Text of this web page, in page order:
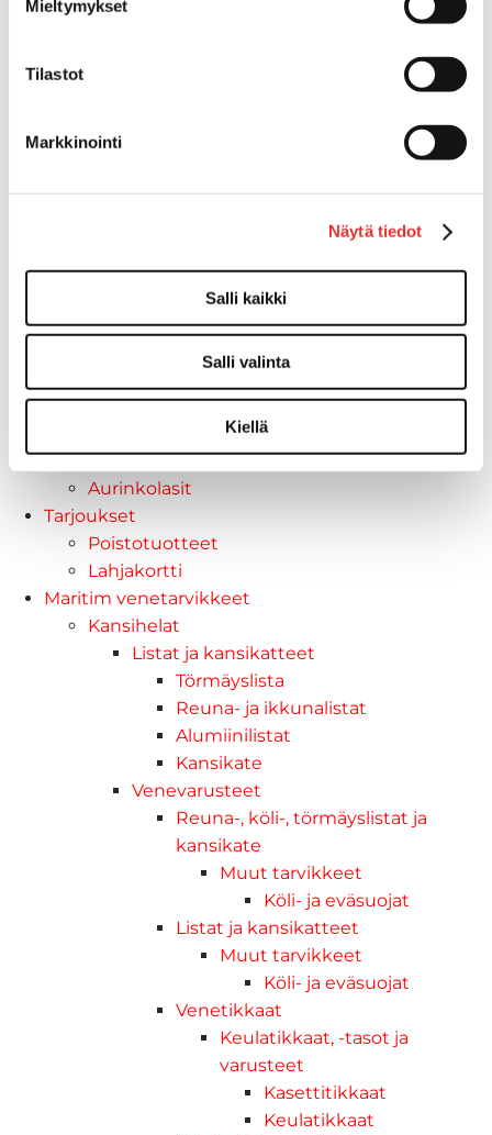
Mieltymykset
Tilastot
Markkinointi
Näytä tiedot
Salli kaikki
Salli valinta
Kiellä
STIGA robottileikkurit
STIGA pienkoneet
STIGA lumilingot
Hupparit
Ajolasit
Aurinkolasit
Tarjoukset
Poistotuotteet
Lahjakortti
Maritim venetarvikkeet
Kansihelat
Listat ja kansikatteet
Törmäyslista
Reuna- ja ikkunalistat
Alumiinilistat
Kansikate
Venevarusteet
Reuna-, köli-, törmäyslistat ja
kansikate
Muut tarvikkeet
Köli- ja eväsuojat
Listat ja kansikatteet
Muut tarvikkeet
Köli- ja eväsuojat
Venetikkaat
Keulatikkaat, -tasot ja
varusteet
Kasettitikkaat
Keulatikkaat